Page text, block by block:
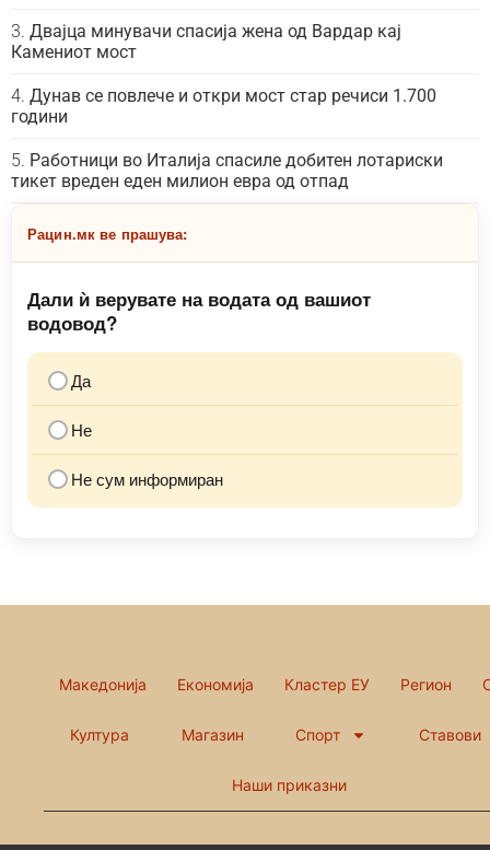
Двајца минувачи спасија жена од Вардар кај
Камениот мост
Дунав се повлече и откри мост стар речиси 1.700
години
Работници во Италија спасиле добитен лотариски
тикет вреден еден милион евра од отпад
Рацин.мк ве прашува:
Дали ѝ верувате на водата од вашиот
водовод?
Да
Не
Не сум информиран
Македонија Економија Кластер ЕУ Регион
Култура Магазин Спорт Ставови
Наши приказни